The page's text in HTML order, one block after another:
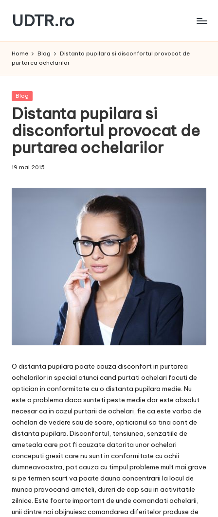
Skip
content
UDTR.ro
te
Home Blog
Distanta pupilara si disconfortul provocat de
purtarea ochelarilor
Posted
Blog
Distanta pupilara si
disconfortul provocat de
purtarea ochelarilor
19 mai 2015
O distanta pupilara poate cauza disconfort in purtarea
ochelarilor in special atunci cand purtati ochelari facuti de
optician in conformitate cu o distanta pupilara medie. Nu
este o problema daca sunteti peste medie dar este absolut
necesar ca in cazul purtarii de ochelari, fie ca este vorba de
ochelari de vedere sau de soare, opticianul sa tina cont de
distanta pupilara. Disconfortul, tensiunea, senzatiile de
ameteala care pot fi cauzate datorita unor ochelari
conceputi gresit care nu sunt in conformitate cu ochii
dumneavoastra, pot cauza cu timpul probleme mult mai grave
si pe termen scurt va poate dauna concentrarii la locul de
munca provocand ameteli, dureri de cap sau in activitatile
zilnice. Este foarte important de unde comandati ochelarii,
unii dintre noi obijnuiesc comandarea diferitelor produse de